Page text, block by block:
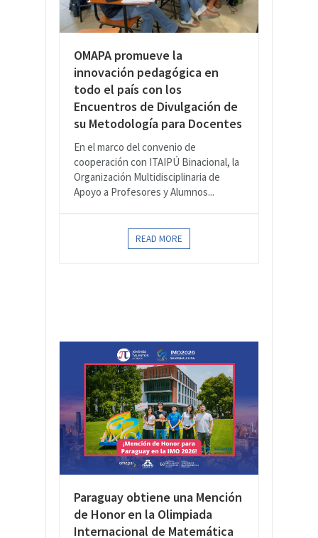
OMAPA promueve la
innovación pedagógica en
todo el país con los
Encuentros de Divulgación de
su Metodología para Docentes
En el marco del convenio de
cooperación con ITAIPÚ Binacional, la
Organización Multidisciplinaria de
Apoyo a Profesores y Alumnos...
READ MORE
Paraguay obtiene una Mención
de Honor en la Olimpiada
Internacional de Matemática